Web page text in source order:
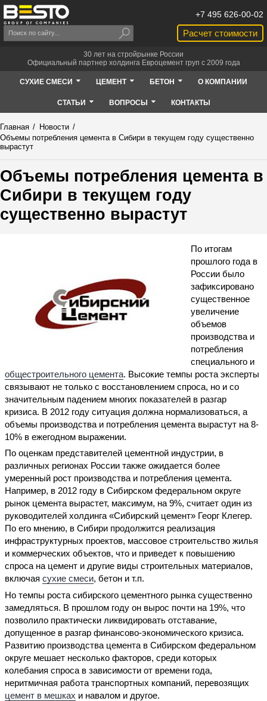
Расчет стоимости
+7 495 626-00-02
30 лет на стройрынке России
Официальный партнер холдинга Евроцемент груп с 2009 года
СУХИЕ СМЕСИ ЦЕМЕНТ БЕТОН О КОМПАНИИ
СТАТЬИ ВОПРОСЫ КОНТАКТЫ
Главная / Новости /
Объемы потребления цемента в Сибири в текущем году существенно
вырастут
Объемы потребления цемента в
Сибири в текущем году
существенно вырастут
По итогам
прошлого года в
России было
зафиксировано
существенное
увеличение
объемов
производства и
потребления
специального и
общестроительного цемента. Высокие темпы роста эксперты
связывают не только с восстановлением спроса, но и со
значительным падением многих показателей в разгар
кризиса. В 2012 году ситуация должна нормализоваться, а
объемы производства и потребления цемента вырастут на 8-
10% в ежегодном выражении.
По оценкам представителей цементной индустрии, в
различных регионах России также ожидается более
умеренный рост производства и потребления цемента.
Например, в 2012 году в Сибирском федеральном округе
рынок цемента вырастет, максимум, на 9%, считает один из
руководителей холдинга «Сибирский цемент» Георг Клегер.
По его мнению, в Сибири продолжится реализация
инфраструктурных проектов, массовое строительство жилья
и коммерческих объектов, что и приведет к повышению
спроса на цемент и другие виды строительных материалов,
включая сухие смеси, бетон и т.п.
Но темпы роста сибирского цементного рынка существенно
замедляться. В прошлом году он вырос почти на 19%, что
позволило практически ликвидировать отставание,
допущенное в разгар финансово-экономического кризиса.
Развитию производства цемента в Сибирском федеральном
округе мешает несколько факторов, среди которых
колебания спроса в зависимости от времени года,
неритмичная работа транспортных компаний, перевозящих
цемент в мешках и навалом и другое.